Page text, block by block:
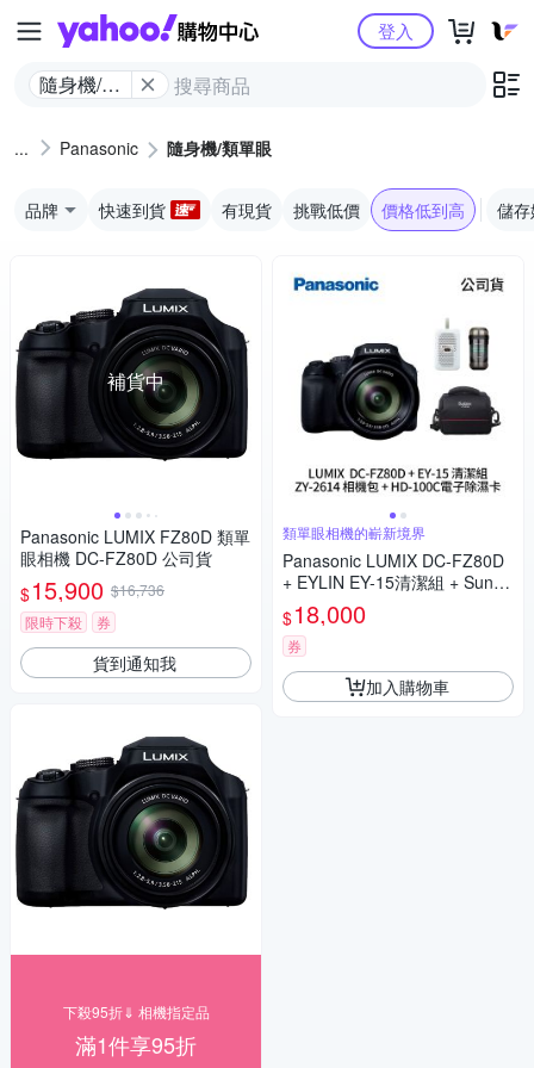
Yahoo購物中心
隨身機/類
登入
Panasonic 隨身機/類單眼
品牌 快速到貨 有現貨 挑戰低價 價格低到高 儲
補貨中
Panasonic LUMIX FZ80D 類單
眼相機 DC-FZ80D 公司貨
$15,900 $16,736
限時下殺
券
貨到通知我
下殺95折⇓ 相機指定品
滿1件享95折
類單眼相機的嶄新境界
Panasonic LUMIX DC-FZ80D
+ EYLIN EY-15清潔組 + SunLi
ght ZY-2614相機包 + EirMai 銳
瑪 HD-100C電子除濕卡 FZ80
D (公司貨)
$18,000
券
加入購物車